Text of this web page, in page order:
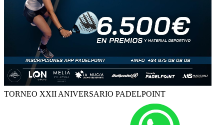
TORNEO XXII ANIVERSARIO PADELPOINT